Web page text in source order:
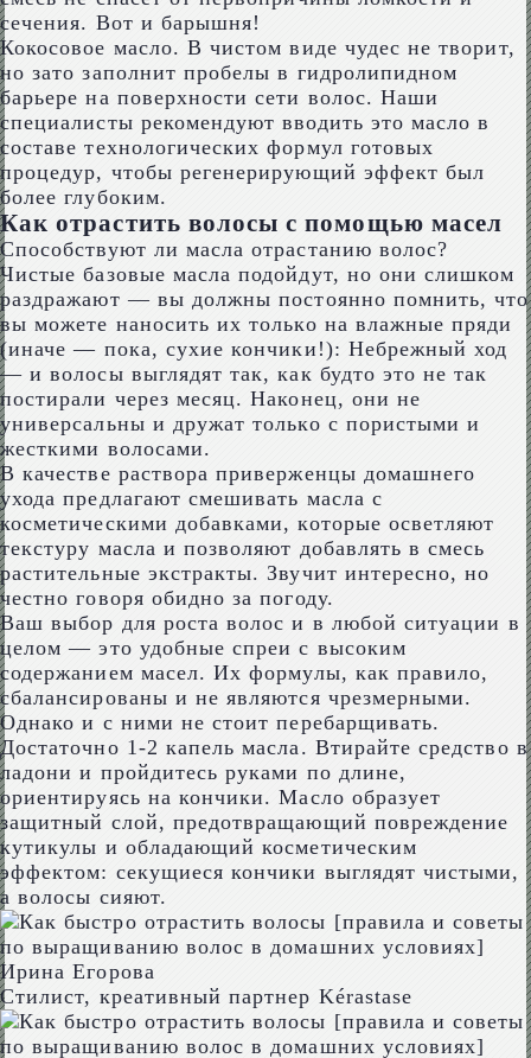
сечения. Вот и барышня!
Кокосовое масло. В чистом виде чудес не творит,
но зато заполнит пробелы в гидролипидном
барьере на поверхности сети волос. Наши
специалисты рекомендуют вводить это масло в
составе технологических формул готовых
процедур, чтобы регенерирующий эффект был
более глубоким.
Как отрастить волосы с помощью масел
Способствуют ли масла отрастанию волос?
Чистые базовые масла подойдут, но они слишком
раздражают — вы должны постоянно помнить, что
вы можете наносить их только на влажные пряди
(иначе — пока, сухие кончики!): Небрежный ход
— и волосы выглядят так, как будто это не так
постирали через месяц. Наконец, они не
универсальны и дружат только с пористыми и
жесткими волосами.
В качестве раствора приверженцы домашнего
ухода предлагают смешивать масла с
косметическими добавками, которые осветляют
текстуру масла и позволяют добавлять в смесь
растительные экстракты. Звучит интересно, но
честно говоря обидно за погоду.
Ваш выбор для роста волос и в любой ситуации в
целом — это удобные спреи с высоким
содержанием масел. Их формулы, как правило,
сбалансированы и не являются чрезмерными.
Однако и с ними не стоит перебарщивать.
Достаточно 1-2 капель масла. Втирайте средство в
ладони и пройдитесь руками по длине,
ориентируясь на кончики. Масло образует
защитный слой, предотвращающий повреждение
кутикулы и обладающий косметическим
эффектом: секущиеся кончики выглядят чистыми,
а волосы сияют.
Ирина Егорова
Стилист, креативный партнер Kérastase